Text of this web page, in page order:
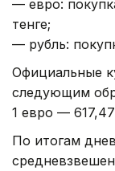
— евро:
тенге;
— рубль:
Официальные
следующим
1 евро —
По итогам